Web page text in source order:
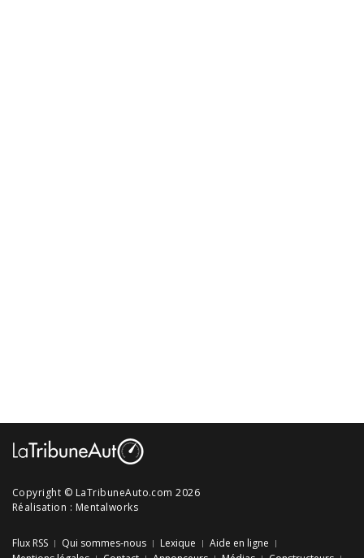
Copyright © LaTribuneAuto.com 2026
Réalisation : Mentalworks
Flux RSS Qui sommes-nous Lexique
Aide en ligne